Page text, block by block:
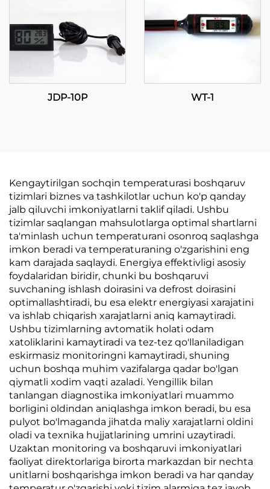
JDP-10P WT-1
Kengaytirilgan sochqin temperaturasi boshqaruv
tizimlari biznes va tashkilotlar uchun ko'p qanday
jalb qiluvchi imkoniyatlarni taklif qiladi. Ushbu
tizimlar saqlangan mahsulotlarga optimal shartlarni
ta'minlash uchun temperaturani osonroq saqlashga
imkon beradi va temperaturaning o'zgarishini eng
kam darajada saqlaydi. Energiya effektivligi asosiy
foydalaridan biridir, chunki bu boshqaruvi
suvchaning ishlash doirasini va defrost doirasini
optimallashtiradi, bu esa elektr energiyasi xarajatini
va ishlab chiqarish xarajatlarni aniq kamaytiradi.
Ushbu tizimlarning avtomatik holati odam
xatoliklarini kamaytiradi va tez-tez qo'llaniladigan
eskirmasiz monitoringni kamaytiradi, shuning
uchun boshqa muhim vazifalarga qadar bo'lgan
qiymatli xodim vaqti azaladi. Yengillik bilan
tanlangan diagnostika imkoniyatlari muammo
borligini oldindan aniqlashga imkon beradi, bu esa
pulyot bo'lmaganda jihatda maliy xarajatlarni oldini
oladi va texnika hujjatlarining umrini uzaytiradi.
Uzaktan monitoring va boshqaruvi imkoniyatlari
faoliyat direktorlariga birorta markazdan bir nechta
unitlarni boshqarishga imkon beradi va har qanday